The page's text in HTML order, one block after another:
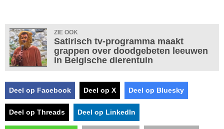
ZIE OOK
Satirisch tv-programma maakt
grappen over doodgebeten leeuwen
in Belgische dierentuin
Deel op Facebook Deel op X Deel op Bluesky
Deel op Threads Deel op LinkedIn